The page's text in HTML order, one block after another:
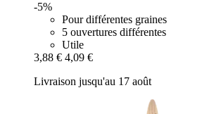
-5%
Pour différentes graines
5 ouvertures différentes
Utile
3,88 € 4,09 €
Livraison jusqu'au 17 août